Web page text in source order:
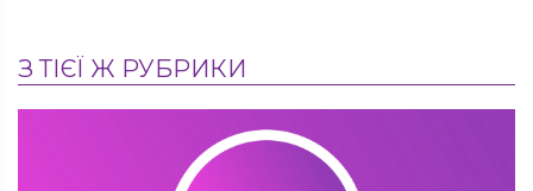
З ТІЄЇ Ж РУБРИКИ